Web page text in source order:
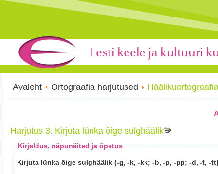
Avaleht Ortograafia harjutused
Harjutus 3. Kirjuta lünka õige sulghäälik
Kirjeldus, näpunäited ja õpetus
Kirjuta lünka õige sulghäälik (-g, -k, -kk; -b, -p, -pp; -d, -t, -